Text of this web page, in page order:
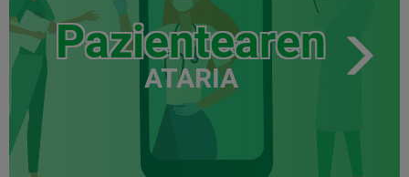
Pazientearen
ATARIA